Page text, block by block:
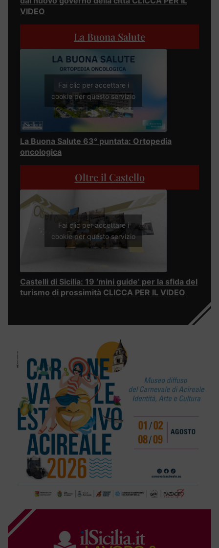
VIDEO
La Buona Salute
Fai clic per accettare i
cookie per questo servizio
La Buona Salute 63° puntata: Ortopedia
oncologica
Oltre il Castello
Fai clic per accettare i
cookie per questo servizio
Castelli di Sicilia: 19 ‘mini guide’ per la sfida del
turismo di prossimità CLICCA PER IL VIDEO